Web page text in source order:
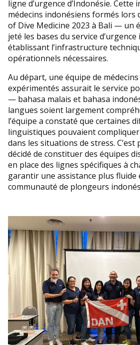
ligne d’urgence d’Indonésie. Cette
médecins indonésiens formés lors
of Dive Medicine 2023 à Bali — un
jeté les bases du service
établissant l’infrastructure
opérationnels nécessaires.
Au départ, une équipe de
expérimentés assurait le service
— bahasa malais et bahasa
langues soient largement
l’équipe a constaté que certaines
linguistiques pouvaient
dans les situations de stress. C’est
décidé de constituer des équipes
en place des lignes spécifiques à
garantir une assistance plus fluide
communauté de plongeurs